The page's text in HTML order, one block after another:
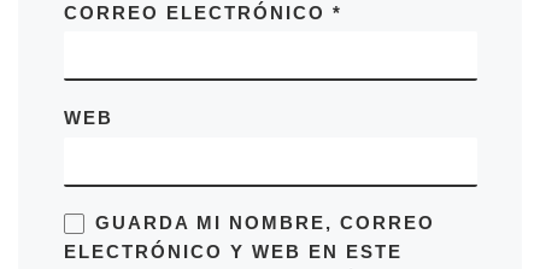
CORREO ELECTRÓNICO *
WEB
GUARDA MI NOMBRE, CORREO
ELECTRÓNICO Y WEB EN ESTE